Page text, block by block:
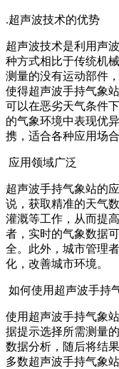
.超声波技术的优势
超声波技术是利用声
种方式相比于传统机
测量的没有运动部件
使得超声波手持气象
可以在恶劣天气条件
的气象环境中表现优
携，适合各种应用场合
应用领域广泛
超声波手持气象站的
说，获取精准的天气
灌溉等工作，从而提
者，实时的气象数据
全。此外，城市管理
化，改善城市环境。
如何使用超声波手持
使用超声波手持气象
据提示选择所需测量
数据分析，随后将结
多数超声波手持气象